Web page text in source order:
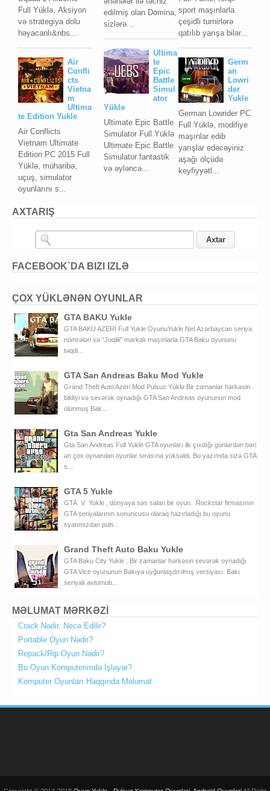
Full Yüklə, Aksiyon
və strategiya dolu
həyacanlı&nbs...
Air
Confli
cts
Vietna
m
Ultima
te Edition Yukle
Air Conflicts
Vietnam Ultimate
Edition PC 2015 Full
Yüklə, müharibə,
uçuş, simulator
oyunlarını s...
sport maşınlarla
çeşidli turnirlərə
qatılıb yarışa bilər...
Germ
an
Lowri
der
Yukle
German Lowrider PC
Full Yüklə, modifiye
maşınlar edib
yarışlar edəcəyiniz
aşağı ölçüdə
keyfiyyətl...
edilmiş olan Domina,
sizlərə...
Ultima
te
Epic
Battle
Simul
ator
Yüklə
Ultimate Epic Battle
Simulator Full Yüklə
Ultimate Epic Battle
Simulator fantastik
və əyləncə...
AXTARIŞ
FACEBOOK`DA BIZI IZLƏ
ÇOX YÜKLƏNƏN OYUNLAR
GTA BAKU Yukle
GTA BAKU AZERİ Full Yukle OyunuYukle.Net Azərbaycan seriya
nömrələri və "Juqlili" markalı maşınlarla GTA Baku oyununu
təqdi...
GTA San Andreas Baku Mod Yukle
Grand Theft Auto Azeri Mod Pulsuz Yüklə Bir zamanlar hərkəsin
bildiyi və sevərək oynadığı GTA San Andreas oyununun mod
olunmuş Bak...
Gta San Andreas Yukle
Gta San Andreas Full Yukle GTA oyunları ilk çıxdığı günlərdən bəri
ən çox oynanılan oyunlar sırasına yüksəldi. Bu yazımda sizə GTA
s...
GTA 5 Yukle
GTA V Yukle , dünyaya səs salan bir oyun. Rockstar firmasının
GTA seriyalarının sonuncusu olaraq hazırladığı bu oyunu
syatımızdan puls...
Grand Theft Auto Baku Yukle
GTA Baku City Yukle , Bir zamanlar hərkəsin sevərək oynadığı
GTA Vice oyununun Bakıya uyğunlaşdırılmış versiyası. Bakı
seriyalı avtomob...
MƏLUMAT MƏRKƏZİ
Crack Nədir, Necə Edilir?
Portable Oyun Nədir?
Repack/Rip Oyun Nədir?
Bu Oyun Komputerimdə İşləyər?
Komputer Oyunları Haqqında Məlumat